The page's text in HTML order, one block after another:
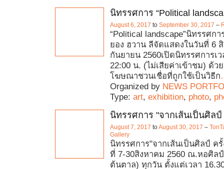
นิทรรศการ “Political
August 6, 2017 to September 30, 2017 –
“Political landscape”นิทรรศก
ยอง ฮวาน ลีจัดแสดงในวันที่ 6
กันยายน 2560เปิดนิทรรศการเ
22:00 น. (ไม่เสียค่าเข้าชม) ด้ว
โฆษณาชวนเชื่อที่ถูกใช้เป็นวิธีก
Organized by NEWS
Type: art, exhibition, photo,
นิทรรศการ "จากเส้นเป็นศิลป์
August 7, 2017 toAugust 30, 2017 –
Gallery
นิทรรศการ"จากเส้นเป็นศิลป์ ค
ที่ 7-30สิงหาคม 2560 ณ.หอศิล
ต้นตาล) ทุกวัน ตั้งแต่เวลา